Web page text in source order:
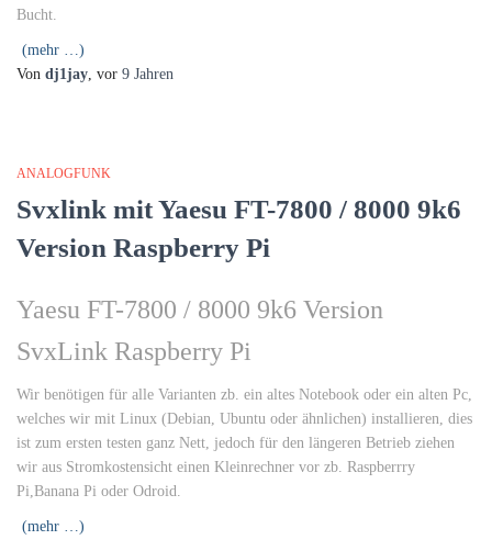
Bucht.
(mehr …)
Von dj1jay, vor 9 Jahren
ANALOGFUNK
Svxlink mit Yaesu FT-7800 / 8000 9k6
Version Raspberry Pi
Yaesu FT-7800 / 8000 9k6 Version
SvxLink Raspberry Pi
Wir benötigen für alle Varianten zb. ein altes Notebook oder ein alten Pc,
welches wir mit Linux (Debian, Ubuntu oder ähnlichen) installieren, dies
ist zum ersten testen ganz Nett, jedoch für den längeren Betrieb ziehen
wir aus Stromkostensicht einen Kleinrechner vor zb. Raspberrry
Pi,Banana Pi oder Odroid.
(mehr …)